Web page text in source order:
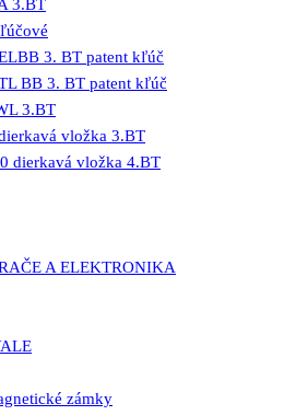
3.BT
3. BT patent kľúč
BB 3. BT patent kľúč
3.BT
vložka 3.BT
dierkavá vložka 4.BT
A ELEKTRONIKA
zámky